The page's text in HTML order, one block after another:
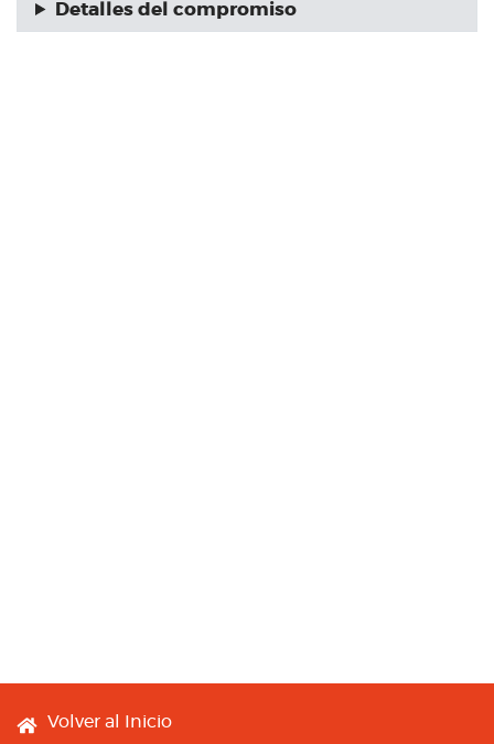
Detalles del compromiso
Footer menu
Volver al Inicio